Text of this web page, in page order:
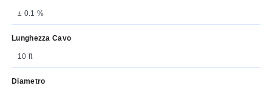
± 0.1 %
Lunghezza Cavo
10 ft
Diametro